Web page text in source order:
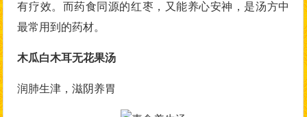
有疗效。而药食同源的红枣，又能养心安神，是汤方中
最常用到的药材。
木瓜白木耳无花果汤
润肺生津，滋阴养胃